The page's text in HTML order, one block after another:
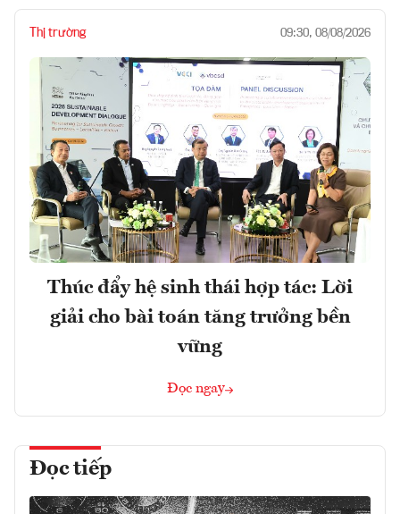
Thị trường 09:30, 08/08/2026
Thúc đẩy hệ sinh thái hợp tác: Lời
giải cho bài toán tăng trưởng bền
vững
Đọc ngay
Đọc tiếp